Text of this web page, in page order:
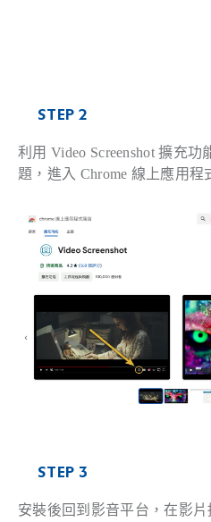
STEP 2
利用 Video Screenshot 擴充功
題，進入 Chrome 線上應用程
STEP 3
安裝後回到影音平台，在影